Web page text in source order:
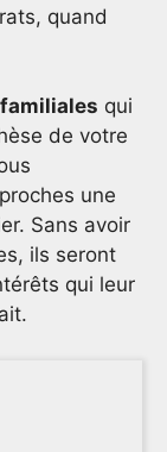
quand
qui
de votre
une
Sans avoir
ils seront
qui leur